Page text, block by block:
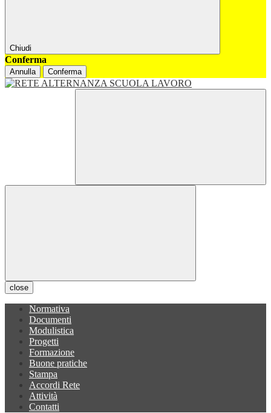
Chiudi
Conferma
Annulla Conferma
close
Normativa
Documenti
Modulistica
Progetti
Formazione
Buone pratiche
Stampa
Accordi Rete
Attività
Contatti